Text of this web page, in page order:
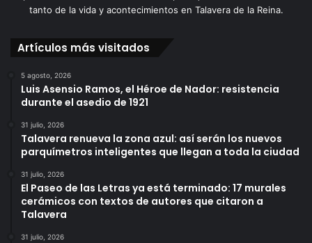
tanto de la vida y acontecimientos en Talavera de la Reina.
Artículos más visitados
5 agosto, 2026
Luis Asensio Ramos, el Héroe de Nador: resistencia
durante el asedio de 1921
31 julio, 2026
Talavera renueva la zona azul: así serán los nuevos
parquímetros inteligentes que llegan a toda la ciudad
31 julio, 2026
El Paseo de las Letras ya está terminado: 17 murales
cerámicos con textos de autores que citaron a
Talavera
31 julio, 2026